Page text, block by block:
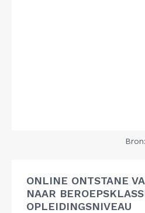
ONLINE ONTSTANE
NAAR
OPLEIDINGSNIVEAU